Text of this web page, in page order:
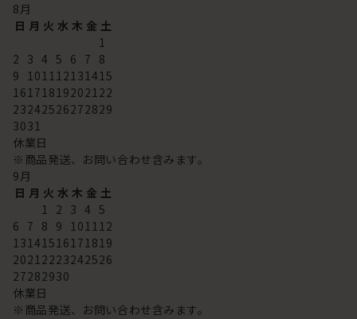
8月
日 月 火 水 木 金 土
1
2 3 4 5 6 7 8
9 101112131415
16171819202122
23242526272829
3031
休業日
※商品発送、お問い合わせ含みます。
9月
日 月 火 水 木 金 土
1 2 3 4 5
6 7 8 9 101112
13141516171819
20212223242526
27282930
休業日
※商品発送、お問い合わせ含みます。